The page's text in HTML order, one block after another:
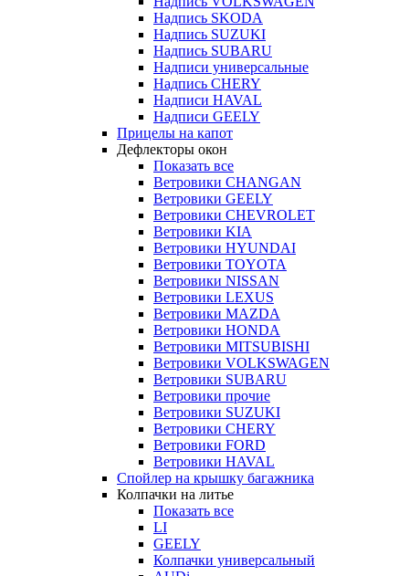
Надпись SKODA
Надпись SUZUKI
Надпись SUBARU
Надписи универсальные
Надпись CHERY
Надписи HAVAL
Надписи GEELY
Прицелы на капот
Дефлекторы окон
Показать все
Ветровики CHANGAN
Ветровики GEELY
Ветровики CHEVROLET
Ветровики KIA
Ветровики HYUNDAI
Ветровики TOYOTA
Ветровики NISSAN
Ветровики LEXUS
Ветровики MAZDA
Ветровики HONDA
Ветровики MITSUBISHI
Ветровики VOLKSWAGEN
Ветровики SUBARU
Ветровики прочие
Ветровики SUZUKI
Ветровики CHERY
Ветровики FORD
Ветровики HAVAL
Спойлер на крышку багажника
Колпачки на литье
Показать все
LI
GEELY
Колпачки универсальный